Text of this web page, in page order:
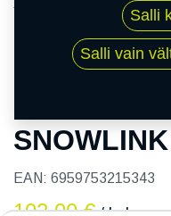
215/55R18 99R
EAN: 6959753215343
102,00€
Salli
Salli vain